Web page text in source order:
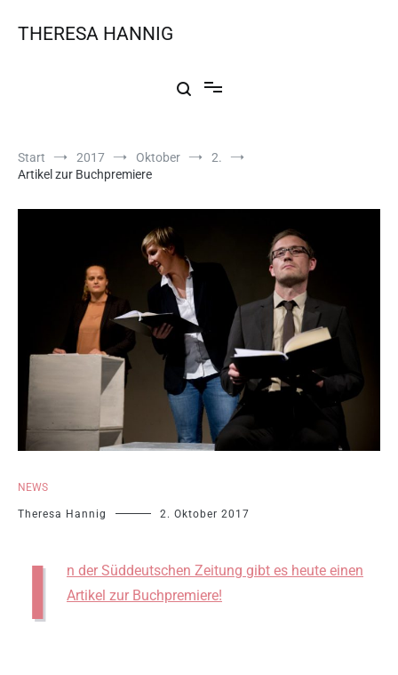
THERESA HANNIG
Start 2017 Oktober
2.
Artikel zur Buchpremiere
NEWS
Theresa Hannig 2. Oktober 2017
I
n der Süddeutschen Zeitung gibt es heute einen
Artikel zur Buchpremiere!